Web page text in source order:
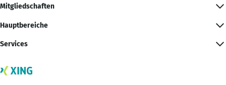
Mitgliedschaften
Hauptbereiche
Services